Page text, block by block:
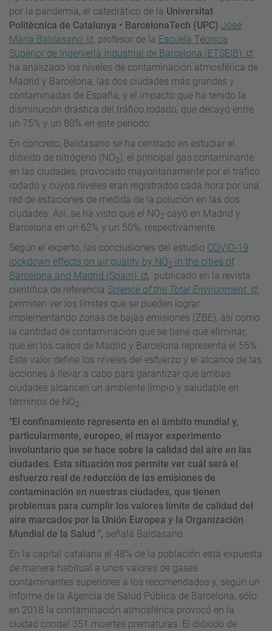
por la pandemia, el catedrático de la Universitat
Politècnica de Catalunya • BarcelonaTech (UPC) José
María Baldasano
, profesor de la Escuela Técnica
Superior de Ingeniería Industrial de Barcelona (ETSEIB)
,
ha analizado los niveles de contaminación atmosférica de
Madrid y Barcelona, las dos ciudades más grandes y
contaminadas de España, y el impacto que ha tenido la
disminución drástica del tráfico rodado, que decayó entre
un 75% y un 80% en este periodo.
En concreto, Baldasano se ha centrado en estudiar el
dióxido de nitrógeno (NO2), el principal gas contaminante
en las ciudades, provocado mayoritariamente por el tráfico
rodado y cuyos niveles eran registrados cada hora por una
red de estaciones de medida de la polución en las dos
ciudades. Así, se ha visto que el NO2 cayó en Madrid y
Barcelona en un 62% y un 50%, respectivamente.
Según el experto, las conclusiones del estudio COVID-19
lockdown effects on air quality by NO2 in the cities of
Barcelona and Madrid (Spain)
, publicado en la revista
científica de referencia Science of the Total Environment
,
permiten ver los límites que se pueden lograr
implementando zonas de bajas emisiones (ZBE), así como
la cantidad de contaminación que se tiene que eliminar,
que en los casos de Madrid y Barcelona representa el 55%.
Este valor define los niveles del esfuerzo y el alcance de las
acciones a llevar a cabo para garantizar que ambas
ciudades alcancen un ambiente limpio y saludable en
términos de NO2.
"El confinamiento representa en el ámbito mundial y,
particularmente, europeo, el mayor experimento
involuntario que se hace sobre la calidad del aire en las
ciudades. Esta situación nos permite ver cuál será el
esfuerzo real de reducción de las emisiones de
contaminación en nuestras ciudades, que tienen
problemas para cumplir los valores límite de calidad del
aire marcados por la Unión Europea y la Organización
Mundial de la Salud ", señala Baldasano.
En la capital catalana el 48% de la población está expuesta
de manera habitual a unos valores de gases
contaminantes superiores a los recomendados y, según un
informe de la Agencia de Salud Pública de Barcelona, sólo
en 2018 la contaminación atmosférica provocó en la
ciudad condal 351 muertes prematuras. El dióxido de